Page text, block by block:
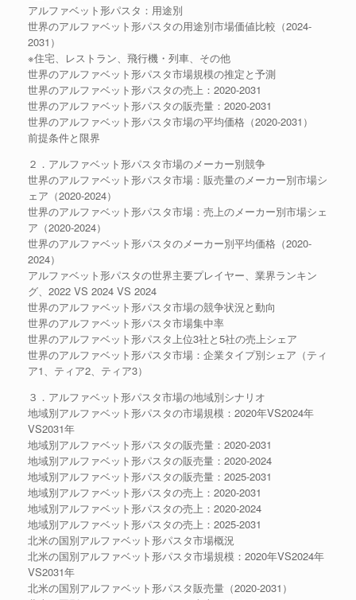
アルファベット形パスタ：用途別
世界のアルファベット形パスタの用途別市場価値比較（2024-
2031）
※住宅、レストラン、飛行機・列車、その他
世界のアルファベット形パスタ市場規模の推定と予測
世界のアルファベット形パスタの売上：2020-2031
世界のアルファベット形パスタの販売量：2020-2031
世界のアルファベット形パスタ市場の平均価格（2020-2031）
前提条件と限界
２．アルファベット形パスタ市場のメーカー別競争
世界のアルファベット形パスタ市場：販売量のメーカー別市場シ
ェア（2020-2024）
世界のアルファベット形パスタ市場：売上のメーカー別市場シェ
ア（2020-2024）
世界のアルファベット形パスタのメーカー別平均価格（2020-
2024）
アルファベット形パスタの世界主要プレイヤー、業界ランキン
グ、2022 VS 2024 VS 2024
世界のアルファベット形パスタ市場の競争状況と動向
世界のアルファベット形パスタ市場集中率
世界のアルファベット形パスタ上位3社と5社の売上シェア
世界のアルファベット形パスタ市場：企業タイプ別シェア（ティ
ア1、ティア2、ティア3）
３．アルファベット形パスタ市場の地域別シナリオ
地域別アルファベット形パスタの市場規模：2020年VS2024年
VS2031年
地域別アルファベット形パスタの販売量：2020-2031
地域別アルファベット形パスタの販売量：2020-2024
地域別アルファベット形パスタの販売量：2025-2031
地域別アルファベット形パスタの売上：2020-2031
地域別アルファベット形パスタの売上：2020-2024
地域別アルファベット形パスタの売上：2025-2031
北米の国別アルファベット形パスタ市場概況
北米の国別アルファベット形パスタ市場規模：2020年VS2024年
VS2031年
北米の国別アルファベット形パスタ販売量（2020-2031）